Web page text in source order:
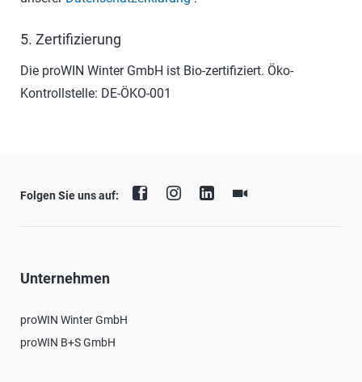
5. Zertifizierung
Die proWIN Winter GmbH ist Bio-zertifiziert. Öko-
Kontrollstelle: DE-ÖKO-001
Folgen Sie uns auf:
Unternehmen
proWIN Winter GmbH
proWIN B+S GmbH